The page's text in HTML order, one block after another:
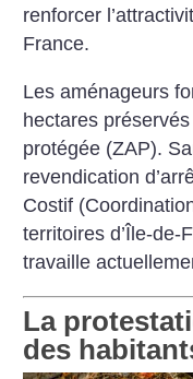
renforcer
France.
Les aménageurs
hectares
protégée (ZAP).
revendication
Costif
territoires d’Île-de-
travaille
La
des